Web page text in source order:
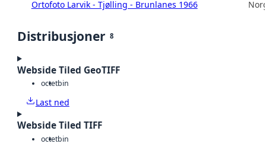
Ortofoto Larvik - Tjølling - Brunlanes 1966
Distribusjoner 8
Webside Tiled GeoTIFF
octetbin
Last ned
Webside Tiled TIFF
octetbin